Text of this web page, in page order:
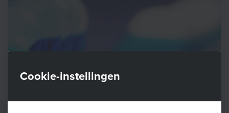
Cookie-instellingen